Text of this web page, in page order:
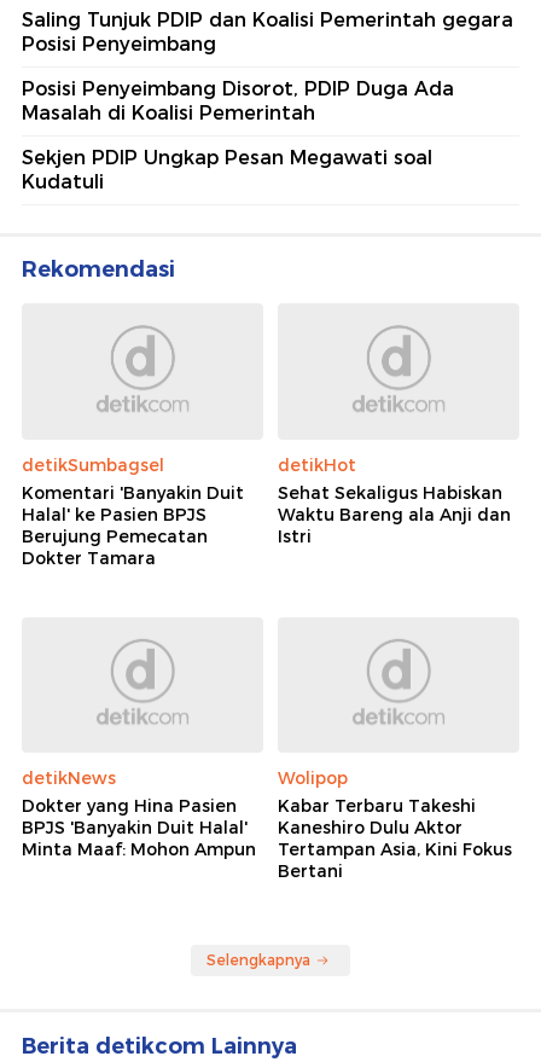
Saling Tunjuk PDIP dan Koalisi Pemerintah gegara
Posisi Penyeimbang
Posisi Penyeimbang Disorot, PDIP Duga Ada
Masalah di Koalisi Pemerintah
Sekjen PDIP Ungkap Pesan Megawati soal
Kudatuli
Rekomendasi
detikSumbagsel
Komentari 'Banyakin Duit
Halal' ke Pasien BPJS
Berujung Pemecatan
Dokter Tamara
detikHot
Sehat Sekaligus Habiskan
Waktu Bareng ala Anji dan
Istri
detikNews
Dokter yang Hina Pasien
BPJS 'Banyakin Duit Halal'
Minta Maaf: Mohon Ampun
Wolipop
Kabar Terbaru Takeshi
Kaneshiro Dulu Aktor
Tertampan Asia, Kini Fokus
Bertani
Selengkapnya
Berita detikcom Lainnya